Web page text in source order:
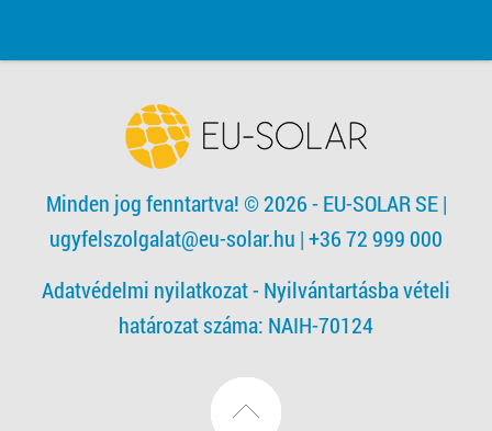
Minden jog fenntartva! © 2026 - EU-SOLAR SE|
ugyfelszolgalat@eu-solar.hu | +36 72 999 000
Adatvédelmi nyilatkozat - Nyilvántartásba vételi
határozat száma: NAIH-70124